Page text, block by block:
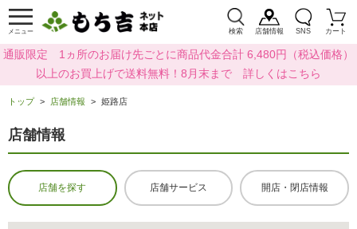
メニュー 検索 店舗情報 SNS カート
通販限定 1ヵ所のお届け先ごとに商品代金合計 6,480円（税込価格）
以上のお買上げで送料無料！8月末まで 詳しくはこちら
トップ 店舗情報 姫路店
店舗情報
店舗を探す 店舗サービス 開店・閉店情報